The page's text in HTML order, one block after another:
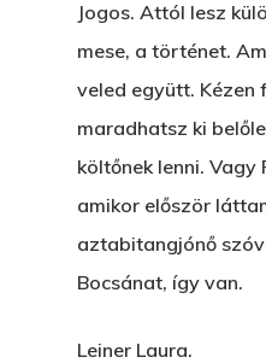
Jogos. Attól lesz
mese, a történet.
veled együtt. Kézen
maradhatsz ki
költőnek lenni. Vagy
amikor először
aztabitangjónő
Bocsánat, így van.
Leiner Laura.